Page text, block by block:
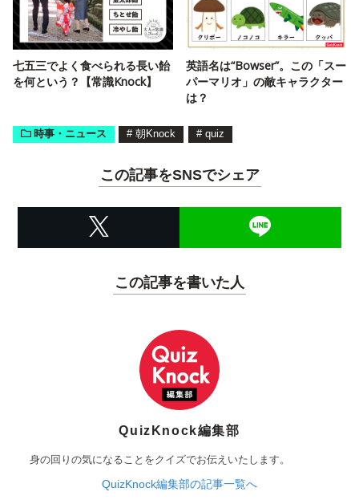
七五三でよく食べられる長い飴
を何という？【常識Knock】
英語名は“Bowser”。この「スー
パーマリオ」の敵キャラクター
は？
時事・ニュース # 朝Knock # quiz
この記事をSNSでシェア
この記事を書いた人
QuizKnock編集部
身の回りの気になることをクイズでお伝えいたします。
QuizKnock編集部の記事一覧へ